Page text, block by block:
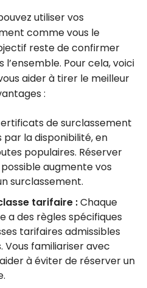
utiliser vos
comme vous le
reste de confirmer
Pour cela, voici
aider à tirer le meilleur
:
de surclassement
la disponibilité, en
populaires. Réserver
augmente vos
surclassement.
tarifaire :Chaque
a des règles spécifiques
tarifaires admissibles
Vous familiariser avec
à éviter de réserver un